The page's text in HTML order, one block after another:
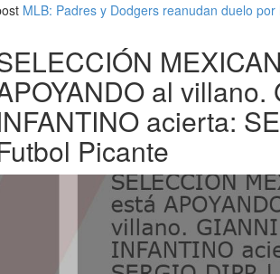
MLB: Padres y Dodgers reanudan duelo
al villano.
acierta:
Picante